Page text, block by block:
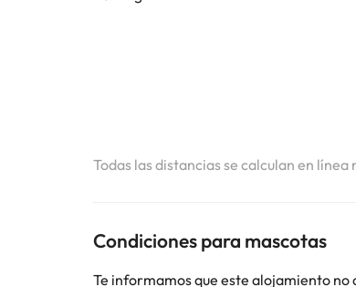
Todas las distancias se calculan en
Condiciones para mascotas
Te informamos que este alojamiento no